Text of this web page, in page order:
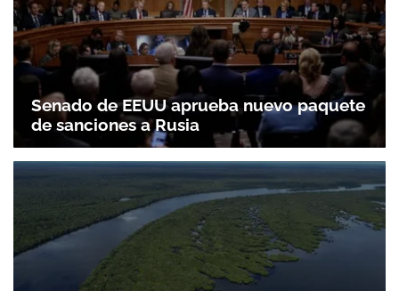
Senado de EEUU aprueba nuevo paquete
de sanciones a Rusia